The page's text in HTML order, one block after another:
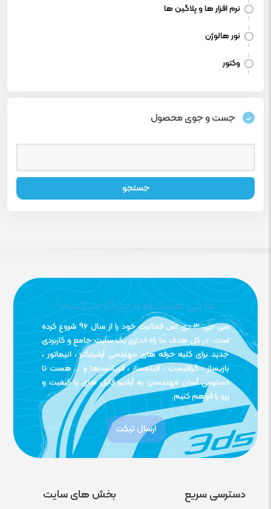
نرم افزار ها و پلاگین ها
نور هالوژن
وکتور
جست و جوی محصول
ما کی هستیم و چیکار میکنیم؟
سی جی 3 دی اس فعالیت خود را از سال 96 شروع کرده
است. در کل هدف ما راه اندازی یک سایت جامع و کاربردی
جدید برای کلیه حرفه های مهندسی آرشیتکتر ، انیماتور ،
بازیساز ، گرافیست ، فیلمساز ، فریلنسرها و … هست تا
دسترسی آسان مهندسان به آرشیو فایل های با کیفیت و
پرو را فراهم کنیم.
ارسال تیکت
دسترسی سریع بخش های سایت